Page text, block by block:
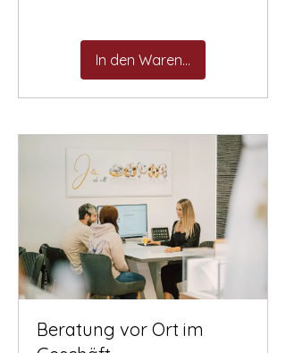
In den Warenkorb
Beratung vor Ort im